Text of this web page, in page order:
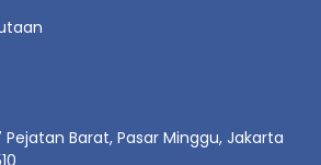
Pejatan Barat, Pasar Minggu, Jakarta